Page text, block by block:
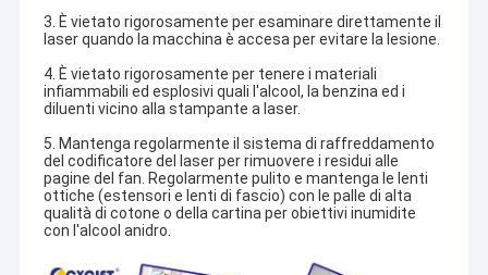
Casa
Prodotti
3. È vietato rigorosamente per esaminare direttamente il
laser quando la macchina è accesa per evitare la lesione.
4. È vietato rigorosamente per tenere i materiali
infiammabili ed esplosivi quali l'alcool, la benzina ed i
diluenti vicino alla stampante a laser.
5. Mantenga regolarmente il sistema di raffreddamento
del codificatore del laser per rimuovere i residui alle
pagine del fan. Regolarmente pulito e mantenga le lenti
ottiche (estensori e lenti di fascio) con le palle di alta
qualità di cotone o della cartina per obiettivi inumidite
con l'alcool anidro.